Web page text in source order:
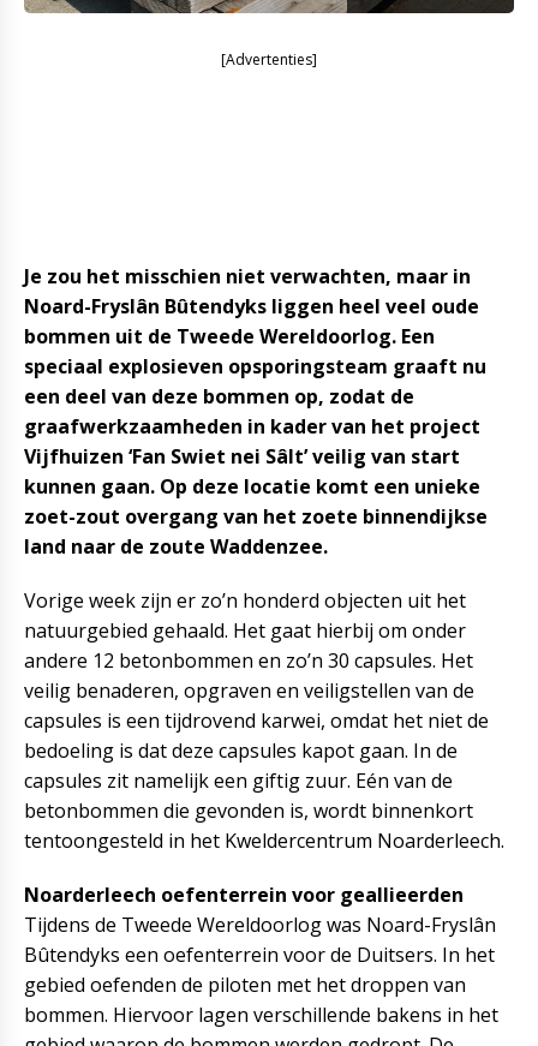
[Advertenties]
Je zou het misschien niet verwachten, maar in
Noard-Fryslân Bûtendyks liggen heel veel oude
bommen uit de Tweede Wereldoorlog. Een
speciaal explosieven opsporingsteam graaft nu
een deel van deze bommen op, zodat de
graafwerkzaamheden in kader van het project
Vijfhuizen ‘Fan Swiet nei Sâlt’ veilig van start
kunnen gaan. Op deze locatie komt een unieke
zoet-zout overgang van het zoete binnendijkse
land naar de zoute Waddenzee.
Vorige week zijn er zo’n honderd objecten uit het
natuurgebied gehaald. Het gaat hierbij om onder
andere 12 betonbommen en zo’n 30 capsules. Het
veilig benaderen, opgraven en veiligstellen van de
capsules is een tijdrovend karwei, omdat het niet de
bedoeling is dat deze capsules kapot gaan. In de
capsules zit namelijk een giftig zuur. Eén van de
betonbommen die gevonden is, wordt binnenkort
tentoongesteld in het Kweldercentrum Noarderleech.
Noarderleech oefenterrein voor geallieerden
Tijdens de Tweede Wereldoorlog was Noard-Fryslân
Bûtendyks een oefenterrein voor de Duitsers. In het
gebied oefenden de piloten met het droppen van
bommen. Hiervoor lagen verschillende bakens in het